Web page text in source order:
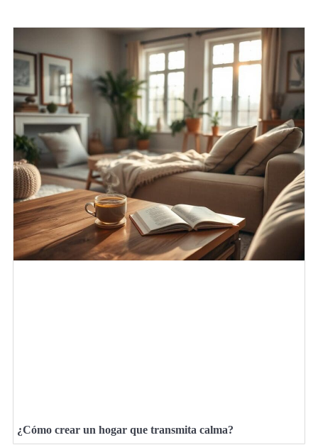
¿Cómo crear un hogar que transmita calma?